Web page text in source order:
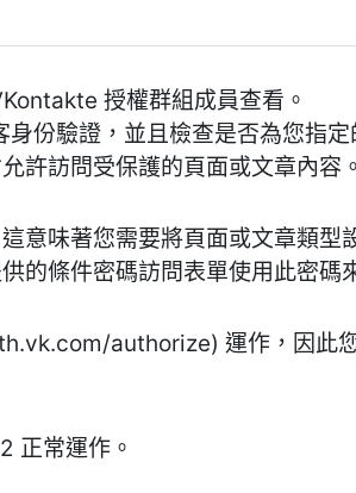
授權群組成員查看。
份驗證，並且檢查是否為您指
許訪問受保護的頁面或文章內容。
意味著您需要將頁面或文章類型
的條件密碼訪問表單使用此密碼
authorize) 運作，因此
正常運作。